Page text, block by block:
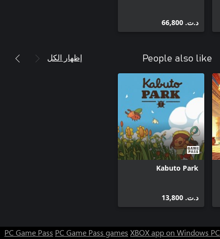
د.ت.‏ 66,800
People also like إظهار الكل
Kabuto Park
د.ت.‏ 13,800
PC Game Pass PC Game Pass games XBOX app on Windows PC